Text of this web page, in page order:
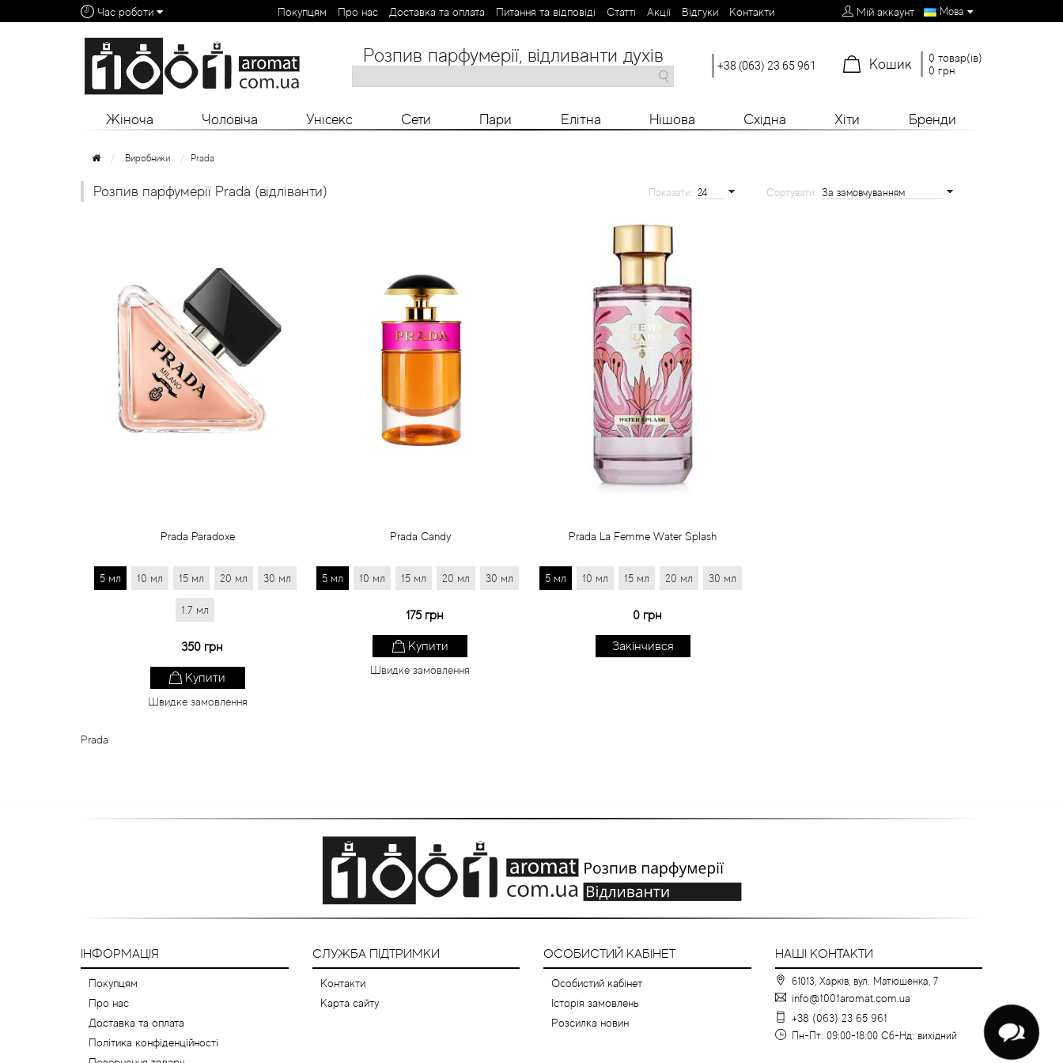
Час роботи Покупцям Про нас Доставка та оплата Питання та відповіді Статті Aкції Відгуки Контакти Мій аккаунт Мова
Алфавітний покажчик: 0 - 9 A B C D F G H M N O P R S T V X Y Z
Розпив парфумерії, відливанти духів +38 (063) 23 65 961 Кошик
0 товар(ів)
0 грн
Жіноча Чоловіча Унісекс Сети Пари Елітна Нішова Східна Хіти Бренди
Виробники Prada
Розпив парфумерії Prada (відліванти) Показати: Сортувати:
Prada Paradoxe
5 мл 10 мл 15 мл 20 мл 30 мл
1.7 мл
350 грн
Купити
Швидке замовлення
Prada Candy
5 мл 10 мл 15 мл 20 мл 30 мл
175 грн
Купити
Швидке замовлення
Prada La Femme Water Splash
5 мл 10 мл 15 мл 20 мл 30 мл
0 грн
Закінчився
Prada
ІНФОРМАЦІЯ
Покупцям
Про нас
Доставка та оплата
Політика конфіденційності
СЛУЖБА ПІДТРИМКИ
Контакти
Карта сайту
ОСОБИСТИЙ КАБІНЕТ
Особистий кабінет
Історія замовлень
Розсилка новин
НАШІ КОНТАКТИ
61013, Харків, вул. Матюшенка, 7
info@1001aromat.com.ua
+38 (063) 23 65 961
Пн-Пт: 09:00-18:00 Сб-Нд: вихідний